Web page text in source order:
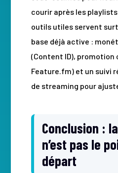
courir après les
outils utiles servent
base déjà active :
(Content ID), promotion
Feature.fm) et un suivi
de streaming pour
Conclusion :
n’est pas le
départ